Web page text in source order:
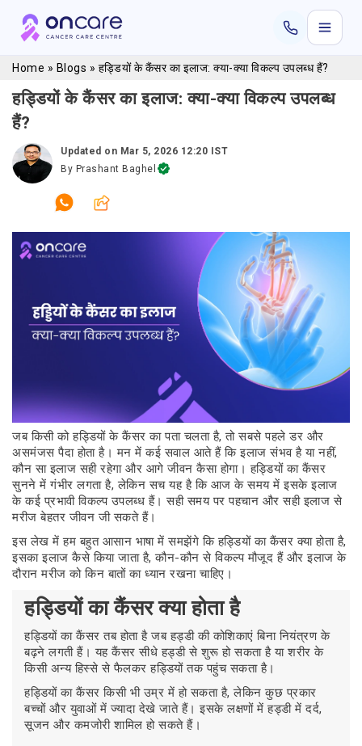
Home » Blogs » हड्डियों के कैंसर का इलाज: क्या-क्या विकल्प उपलब्ध हैं?
हड्डियों के कैंसर का इलाज: क्या-क्या विकल्प उपलब्ध
हैं?
Updated on Mar 5, 2026 12:20 IST
By Prashant Baghel
जब किसी को हड्डियों के कैंसर का पता चलता है, तो सबसे पहले डर और
असमंजस पैदा होता है। मन में कई सवाल आते हैं कि इलाज संभव है या नहीं,
कौन सा इलाज सही रहेगा और आगे जीवन कैसा होगा। हड्डियों का कैंसर
सुनने में गंभीर लगता है, लेकिन सच यह है कि आज के समय में इसके इलाज
के कई प्रभावी विकल्प उपलब्ध हैं। सही समय पर पहचान और सही इलाज से
मरीज बेहतर जीवन जी सकते हैं।
इस लेख में हम बहुत आसान भाषा में समझेंगे कि हड्डियों का कैंसर क्या होता है,
इसका इलाज कैसे किया जाता है, कौन-कौन से विकल्प मौजूद हैं और इलाज के
दौरान मरीज को किन बातों का ध्यान रखना चाहिए।
हड्डियों का कैंसर क्या होता है
हड्डियों का कैंसर तब होता है जब हड्डी की कोशिकाएं बिना नियंत्रण के
बढ़ने लगती हैं। यह कैंसर सीधे हड्डी से शुरू हो सकता है या शरीर के
किसी अन्य हिस्से से फैलकर हड्डियों तक पहुंच सकता है।
हड्डियों का कैंसर किसी भी उम्र में हो सकता है, लेकिन कुछ प्रकार
बच्चों और युवाओं में ज्यादा देखे जाते हैं। इसके लक्षणों में हड्डी में दर्द,
सूजन और कमजोरी शामिल हो सकते हैं।